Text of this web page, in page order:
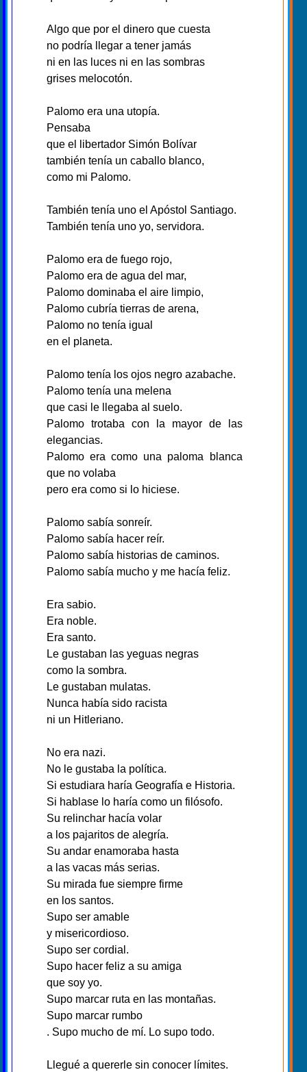
Algo que por el dinero que cuesta
no podría llegar a tener jamás
ni en las luces ni en las sombras
grises melocotón.
Palomo era una utopía.
Pensaba
que el libertador Simón Bolívar
también tenía un caballo blanco,
como mi Palomo.
También tenía uno el Apóstol Santiago.
También tenía uno yo, servidora.
Palomo era de fuego rojo,
Palomo era de agua del mar,
Palomo dominaba el aire limpio,
Palomo cubría tierras de arena,
Palomo no tenía igual
en el planeta.
Palomo tenía los ojos negro azabache.
Palomo tenía una melena
que casi le llegaba al suelo.
Palomo trotaba con la mayor de las
elegancias.
Palomo era como una paloma blanca
que no volaba
pero era como si lo hiciese.
Palomo sabía sonreír.
Palomo sabía hacer reír.
Palomo sabía historias de caminos.
Palomo sabía mucho y me hacía feliz.
Era sabio.
Era noble.
Era santo.
Le gustaban las yeguas negras
como la sombra.
Le gustaban mulatas.
Nunca había sido racista
ni un Hitleriano.
No era nazi.
No le gustaba la política.
Si estudiara haría Geografía e Historia.
Si hablase lo haría como un filósofo.
Su relinchar hacía volar
a los pajaritos de alegría.
Su andar enamoraba hasta
a las vacas más serias.
Su mirada fue siempre firme
en los santos.
Supo ser amable
y misericordioso.
Supo ser cordial.
Supo hacer feliz a su amiga
que soy yo.
Supo marcar ruta en las montañas.
Supo marcar rumbo
. Supo mucho de mí. Lo supo todo.
Llegué a quererle sin conocer límites.